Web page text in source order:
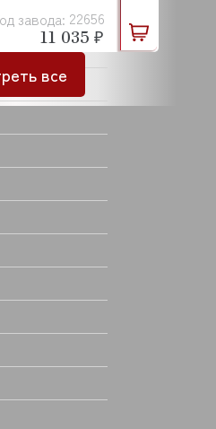
завода: 22656
11 035 ₽
все